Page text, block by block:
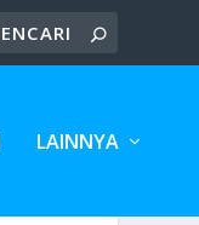
LAINNYA